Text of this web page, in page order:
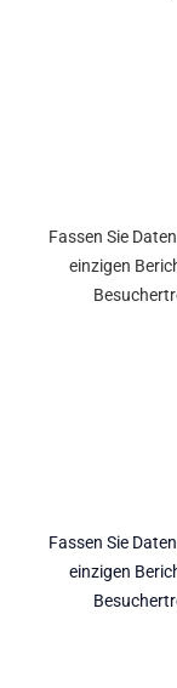
Fassen Sie
einzigen
Fassen Sie
einzigen